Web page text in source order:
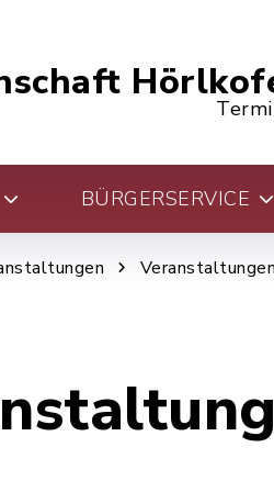
BÜRGERSERVICE
Veranstaltungen